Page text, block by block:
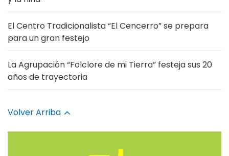
El Centro Tradicionalista “El Cencerro” se prepara
para un gran festejo
La Agrupación “Folclore de mi Tierra” festeja sus 20
años de trayectoria
Volver Arriba